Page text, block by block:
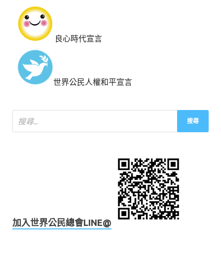
良心時代宣言
世界公民人權和平宣言
加入世界公民總會LINE@